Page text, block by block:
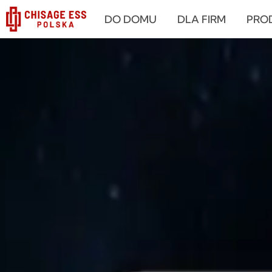
跳
内
DO DOMU DLA FIRM